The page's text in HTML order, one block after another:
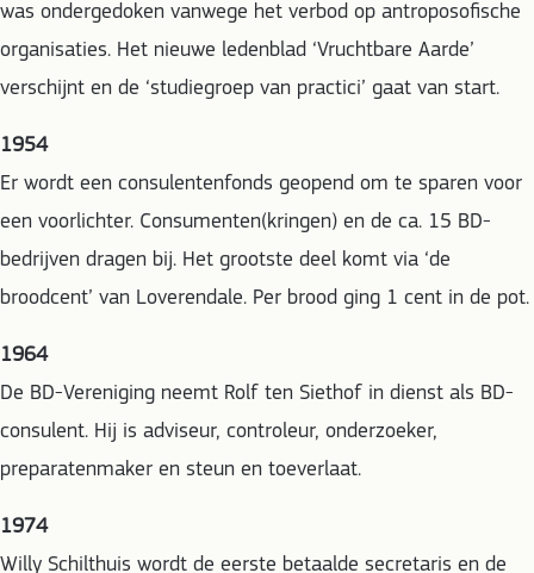
was ondergedoken vanwege het verbod op antroposofische
organisaties. Het nieuwe ledenblad ‘Vruchtbare Aarde’
verschijnt en de ‘studiegroep van practici’ gaat van start.
1954
Er wordt een consulentenfonds geopend om te sparen voor
een voorlichter. Consumenten(kringen) en de ca. 15 BD-
bedrijven dragen bij. Het grootste deel komt via ‘de
broodcent’ van Loverendale. Per brood ging 1 cent in de pot.
1964
De BD-Vereniging neemt Rolf ten Siethof in dienst als BD-
consulent. Hij is adviseur, controleur, onderzoeker,
preparatenmaker en steun en toeverlaat.
1974
Willy Schilthuis wordt de eerste betaalde secretaris en de